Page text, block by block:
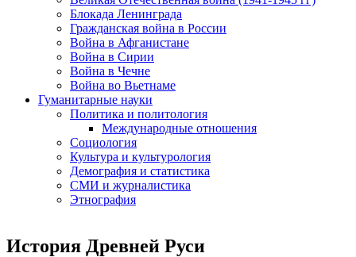
Блокада Ленинграда
Гражданская война в России
Война в Афганистане
Война в Сирии
Война в Чечне
Война во Вьетнаме
Гуманитарные науки
Политика и политология
Международные отношения
Социология
Культура и культурология
Демография и статистика
СМИ и журналистика
Этнография
История Древней Руси